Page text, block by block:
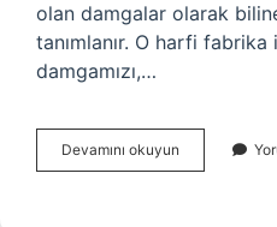
olan damgalar olarak
tanımlanır. O harfi
damgamızı,…
Devamını okuyun Pandora
Charmlar